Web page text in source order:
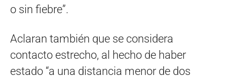
o sin fiebre”.
Aclaran también que se considera
contacto estrecho, al hecho de haber
estado “a una distancia menor de dos